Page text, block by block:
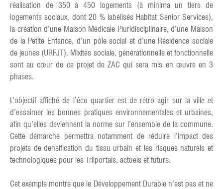
réalisation de 350 à 450 logements (à minima un tiers de
logements sociaux, dont 20 % labélisés Habitat Senior Services),
la création d’une Maison Médicale Pluridisciplinaire, d’une Maison
de la Petite Enfance, d’un pôle social et d’une Résidence sociale
de jeunes (URFJT). Mixités sociale, générationnelle et fonctionnelle
sont au cœur de ce projet de ZAC qui sera mis en œuvre en 3
phases.
L’objectif affiché de l’éco quartier est de rétro agir sur la ville et
d’essaimer les bonnes pratiques environnementales et urbaines,
afin qu’elles deviennent la norme sur l’ensemble de la commune.
Cette démarche permettra notamment de réduire l’impact des
projets de densification du tissu urbain et les risques naturels et
technologiques pour les Trilportais, actuels et futurs.
Cet exemple montre que le Développement Durable n’est pas et ne